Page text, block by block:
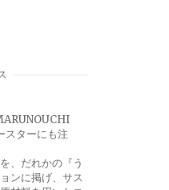
スターにも注
、だれかの『う
ンに掲げ、サス